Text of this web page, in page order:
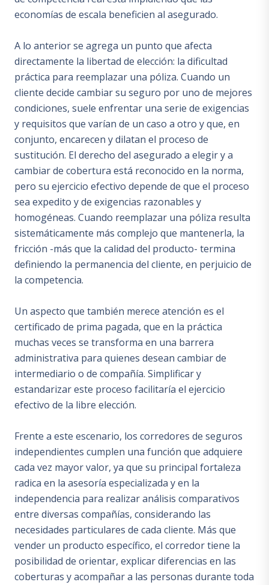
economías de escala beneficien al asegurado.
A lo anterior se agrega un punto que afecta
directamente la libertad de elección: la dificultad
práctica para reemplazar una póliza. Cuando un
cliente decide cambiar su seguro por uno de mejores
condiciones, suele enfrentar una serie de exigencias
y requisitos que varían de un caso a otro y que, en
conjunto, encarecen y dilatan el proceso de
sustitución. El derecho del asegurado a elegir y a
cambiar de cobertura está reconocido en la norma,
pero su ejercicio efectivo depende de que el proceso
sea expedito y de exigencias razonables y
homogéneas. Cuando reemplazar una póliza resulta
sistemáticamente más complejo que mantenerla, la
fricción -más que la calidad del producto- termina
definiendo la permanencia del cliente, en perjuicio de
la competencia.
Un aspecto que también merece atención es el
certificado de prima pagada, que en la práctica
muchas veces se transforma en una barrera
administrativa para quienes desean cambiar de
intermediario o de compañía. Simplificar y
estandarizar este proceso facilitaría el ejercicio
efectivo de la libre elección.
Frente a este escenario, los corredores de seguros
independientes cumplen una función que adquiere
cada vez mayor valor, ya que su principal fortaleza
radica en la asesoría especializada y en la
independencia para realizar análisis comparativos
entre diversas compañías, considerando las
necesidades particulares de cada cliente. Más que
vender un producto específico, el corredor tiene la
posibilidad de orientar, explicar diferencias en las
coberturas y acompañar a las personas durante toda